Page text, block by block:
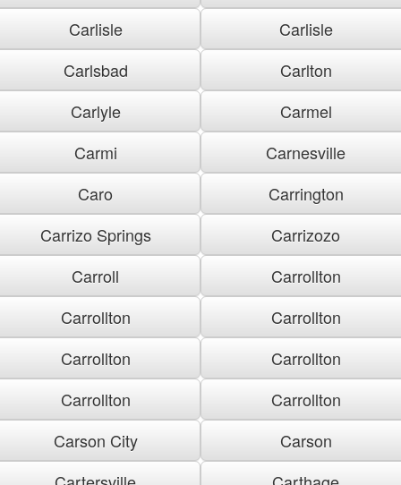
Carlisle
Carlisle
Carlsbad
Carlton
Carlyle
Carmel
Carmi
Carnesville
Caro
Carrington
Carrizo Springs
Carrizozo
Carroll
Carrollton
Carrollton
Carrollton
Carrollton
Carrollton
Carrollton
Carrollton
Carson City
Carson